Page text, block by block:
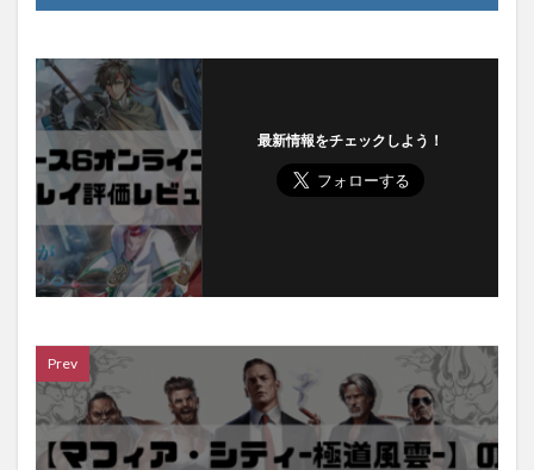
最新情報をチェックしよう！
Prev